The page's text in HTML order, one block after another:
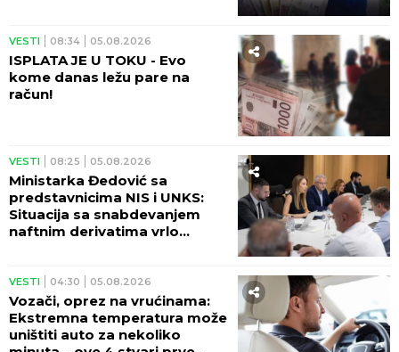
VESTI 08:34 05.08.2026
ISPLATA JE U TOKU - Evo
kome danas ležu pare na
račun!
VESTI 08:25 05.08.2026
Ministarka Đedović sa
predstavnicima NIS i UNKS:
Situacija sa snabdevanjem
naftnim derivatima vrlo
VESTI 04:30 05.08.2026
Vozači, oprez na vrućinama:
Ekstremna temperatura može
uništiti auto za nekoliko